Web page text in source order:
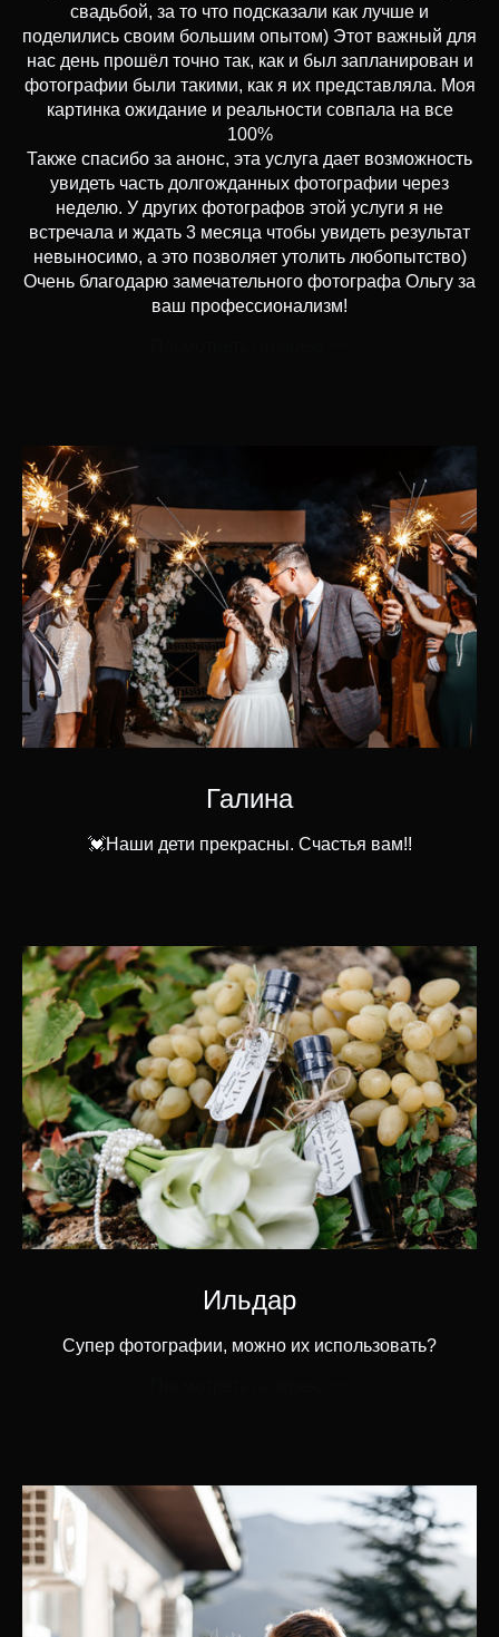
свадьбой, за то что подсказали как лучше и
поделились своим большим опытом) Этот важный для
нас день прошёл точно так, как и был запланирован и
фотографии были такими, как я их представляла. Моя
картинка ожидание и реальности совпала на все
100%
Также спасибо за анонс, эта услуга дает возможность
увидеть часть долгожданных фотографии через
неделю. У других фотографов этой услуги я не
встречала и ждать 3 месяца чтобы увидеть результат
невыносимо, а это позволяет утолить любопытство)
Очень благодарю замечательного фотографа Ольгу за
ваш профессионализм!
Галина
💓Наши дети прекрасны. Счастья вам!!
Ильдар
Супер фотографии, можно их использовать?